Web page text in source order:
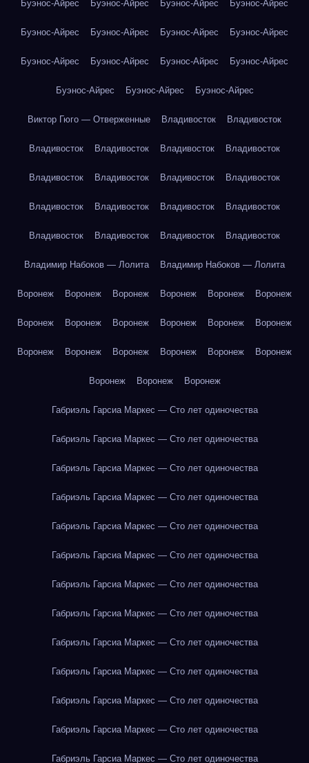
Буэнос-Айрес Буэнос-Айрес Буэнос-Айрес Буэнос-Айрес
Буэнос-Айрес Буэнос-Айрес Буэнос-Айрес Буэнос-Айрес
Буэнос-Айрес Буэнос-Айрес Буэнос-Айрес Буэнос-Айрес
Буэнос-Айрес Буэнос-Айрес Буэнос-Айрес
Виктор Гюго — Отверженные Владивосток Владивосток
Владивосток Владивосток Владивосток Владивосток
Владивосток Владивосток Владивосток Владивосток
Владивосток Владивосток Владивосток Владивосток
Владивосток Владивосток Владивосток Владивосток
Владимир Набоков — Лолита Владимир Набоков — Лолита
Воронеж Воронеж Воронеж Воронеж Воронеж Воронеж
Воронеж Воронеж Воронеж Воронеж Воронеж Воронеж
Воронеж Воронеж Воронеж Воронеж Воронеж Воронеж
Воронеж Воронеж Воронеж
Габриэль Гарсиа Маркес — Сто лет одиночества
Габриэль Гарсиа Маркес — Сто лет одиночества
Габриэль Гарсиа Маркес — Сто лет одиночества
Габриэль Гарсиа Маркес — Сто лет одиночества
Габриэль Гарсиа Маркес — Сто лет одиночества
Габриэль Гарсиа Маркес — Сто лет одиночества
Габриэль Гарсиа Маркес — Сто лет одиночества
Габриэль Гарсиа Маркес — Сто лет одиночества
Габриэль Гарсиа Маркес — Сто лет одиночества
Габриэль Гарсиа Маркес — Сто лет одиночества
Габриэль Гарсиа Маркес — Сто лет одиночества
Габриэль Гарсиа Маркес — Сто лет одиночества
Габриэль Гарсиа Маркес — Сто лет одиночества